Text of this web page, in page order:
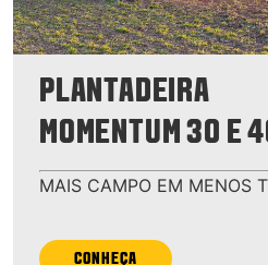
PLANTADEIRA
MOMENTUM 30 E
MAIS CAMPO EM MENOS
CONHEÇA